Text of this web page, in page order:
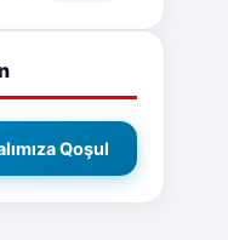
Qoşul